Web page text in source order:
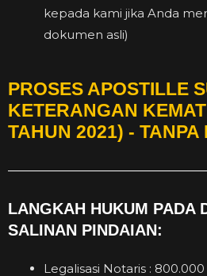
kepada kami jika Anda
dokumen asli)
PROSES APOSTILLE
KETERANGAN
TAHUN 2021) - TANPA
LANGKAH HUKUM PADA
SALINAN PINDAIAN:
Legalisasi Notaris : 800.000